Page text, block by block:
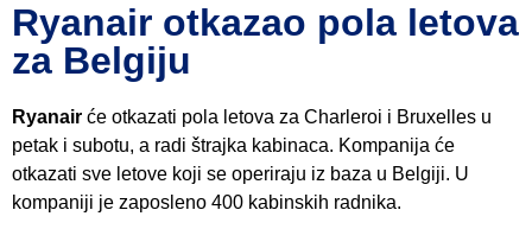
Ryanair otkazao pola letova
za Belgiju
Ryanair će otkazati pola letova za Charleroi i Bruxelles u
petak i subotu, a radi štrajka kabinaca. Kompanija će
otkazati sve letove koji se operiraju iz baza u Belgiji. U
kompaniji je zaposleno 400 kabinskih radnika.